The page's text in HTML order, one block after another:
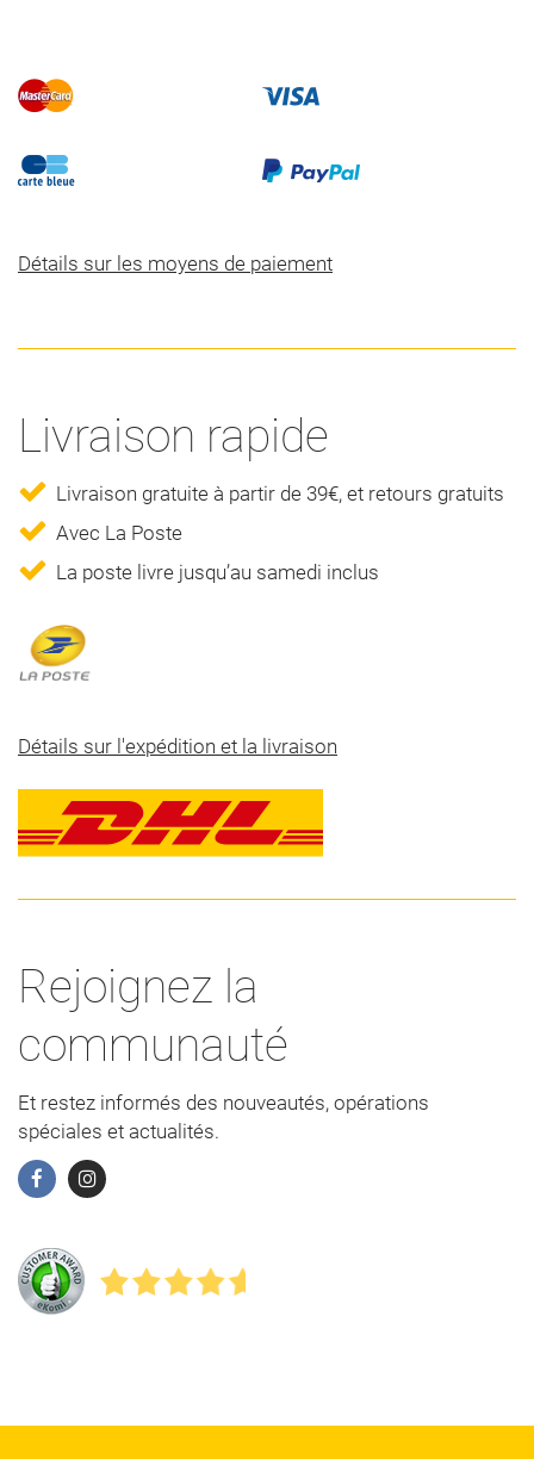
Détails sur les moyens de paiement
Livraison rapide
Livraison gratuite à partir de 39€, et retours gratuits
Avec La Poste
La poste livre jusqu’au samedi inclus
Détails sur l'expédition et la livraison
Rejoignez la
communauté
Et restez informés des nouveautés, opérations
spéciales et actualités.